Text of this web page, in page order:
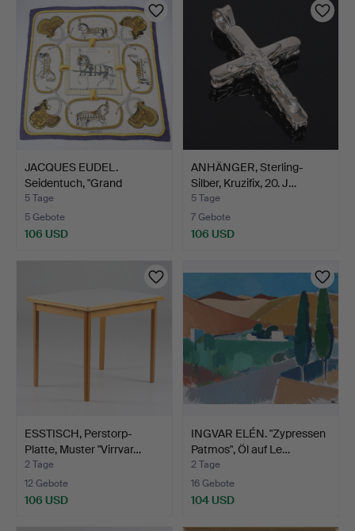
JACQUES EUDEL.
Seidentuch, "Grand
Apparat"…
5 Tage
5 Gebote
106 USD
ANHÄNGER, Sterling-
Silber, Kruzifix, 20. J…
5 Tage
7 Gebote
106 USD
ESSTISCH, Perstorp-
Platte, Muster "Virrvar…
2 Tage
12 Gebote
106 USD
INGVAR ELÉN. "Zypressen
Patmos", Öl auf Le…
2 Tage
16 Gebote
104 USD